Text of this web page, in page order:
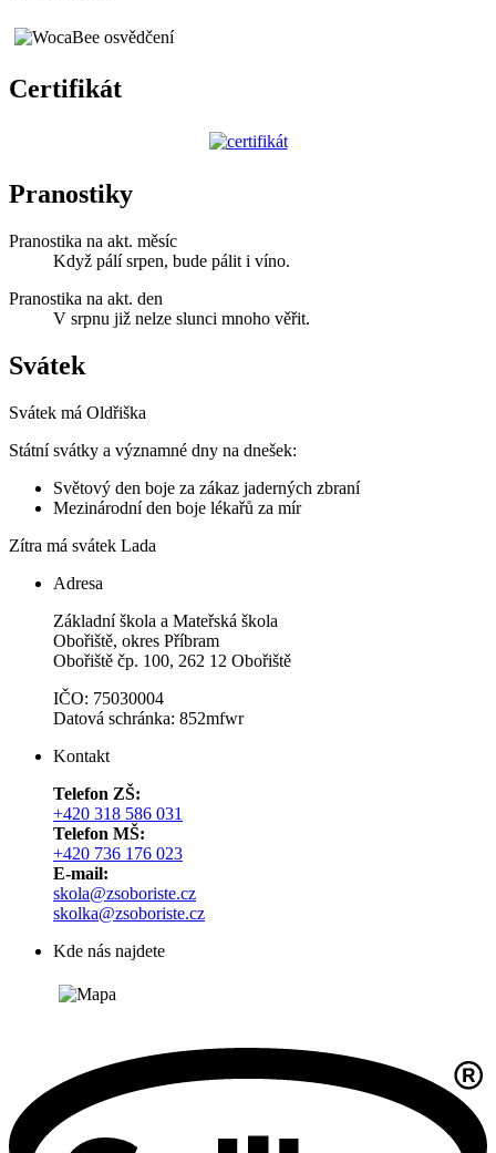
Certifikát
Pranostiky
Pranostika na akt. měsíc
Když pálí srpen, bude pálit i víno.
Pranostika na akt. den
V srpnu již nelze slunci mnoho věřit.
Svátek
Svátek má Oldřiška
Státní svátky a významné dny na dnešek:
Světový den boje za zákaz jaderných zbraní
Mezinárodní den boje lékařů za mír
Zítra má svátek Lada
Adresa
Základní škola a Mateřská škola
Obořiště, okres Příbram
Obořiště čp. 100, 262 12 Obořiště
IČO: 75030004
Datová schránka: 852mfwr
Kontakt
Telefon ZŠ:
+420 318 586 031
Telefon MŠ:
+420 736 176 023
E-mail:
skola@zsoboriste.cz
skolka@zsoboriste.cz
Kde nás najdete